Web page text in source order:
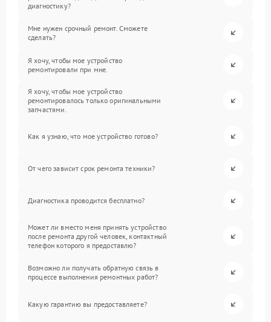
диагностику?
Мне нужен срочный ремонт. Сможете
сделать?
Я хочу, чтобы мое устройство
ремонтировали при мне.
Я хочу, чтобы мое устройство
ремонтировалось только оригинальными
запчастями.
Как я узнаю, что мое устройство готово?
От чего зависит срок ремонта техники?
Диагностика проводится бесплатно?
Может ли вместо меня принять устройство
после ремонта другой человек, контактный
телефон которого я предоставлю?
Возможно ли получать обратную связь в
процессе выполнения ремонтных работ?
Какую гарантию вы предоставляете?